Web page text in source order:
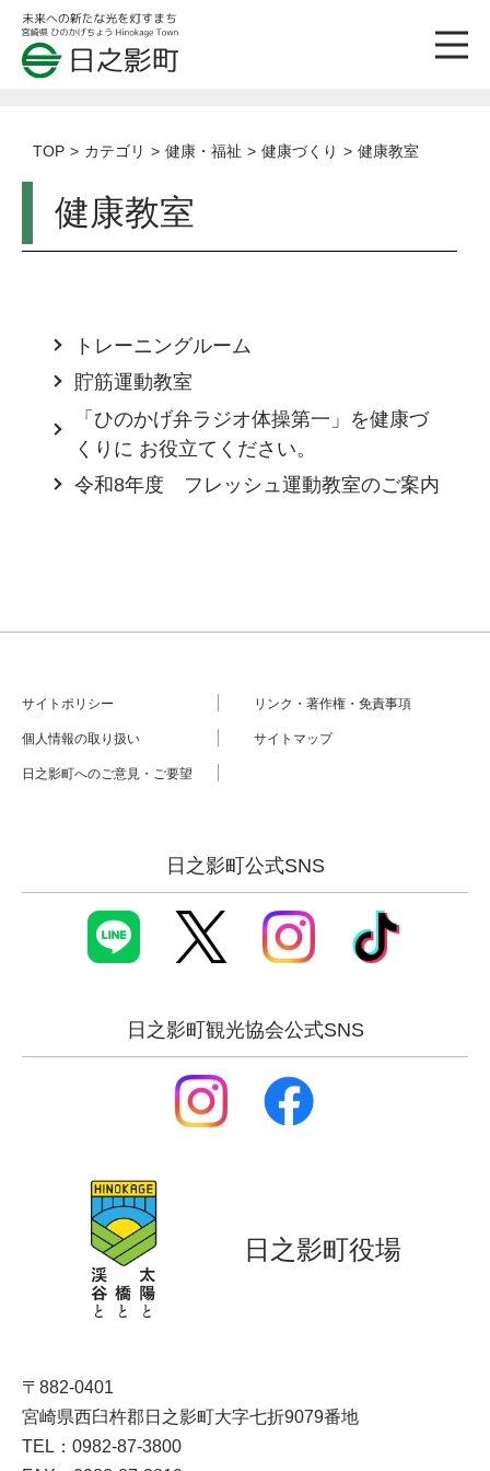
TOP カテゴリ 健康・福祉 健康づくり 健康教室
健康教室
トレーニングルーム
貯筋運動教室
「ひのかげ弁ラジオ体操第一」を健康づ
くりに お役立てください。
令和8年度 フレッシュ運動教室のご案内
サイトポリシー リンク・著作権・免責事項
個人情報の取り扱い サイトマップ
日之影町へのご意見・ご要望
日之影町公式SNS
日之影町観光協会公式SNS
日之影町役場
〒882-0401
宮崎県西臼杵郡日之影町大字七折9079番地
TEL：0982-87-3800